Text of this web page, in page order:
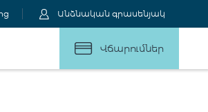
Անձնական գրասենյակ
Վճարումներ